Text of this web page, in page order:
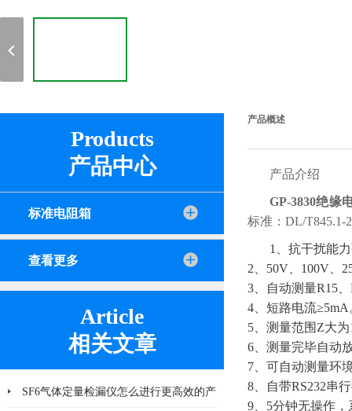
Products
产品中心
标准电阻箱
查看更多
Article
相关文章
SF6气体定量检漏仪怎么进行更高效的产
产品概述
产品介绍
GP-3830绝缘
标准：DL/T845.1-
1、抗干扰能
2、50V、100V、
3、自动测量R15
4、短路电流≥5mA
5、测量范围Z大
6、测量完毕自动
7、可自动测量环
8、自带RS232串
9、5分钟无操作